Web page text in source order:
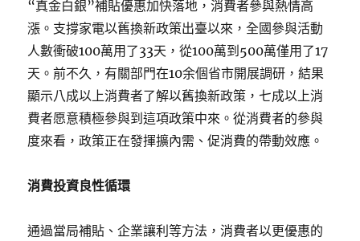
“真金白銀”補貼優惠加快落地，消費者參與熱情高
漲。支撐家電以舊換新政策出臺以來，全國參與活動
人數衝破100萬用了33天，從100萬到500萬僅用了17
天。前不久，有關部門在10余個省市開展調研，結果
顯示八成以上消費者了解以舊換新政策，七成以上消
費者愿意積極參與到這項政策中來。從消費者的參與
度來看，政策正在發揮擴內需、促消費的帶動效應。
消費投資良性循環
通過當局補貼、企業讓利等方法，消費者以更優惠的